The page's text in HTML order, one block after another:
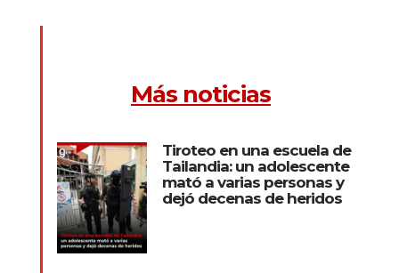
Más noticias
Tiroteo en una escuela de
Tailandia: un adolescente
mató a varias personas y
dejó decenas de heridos